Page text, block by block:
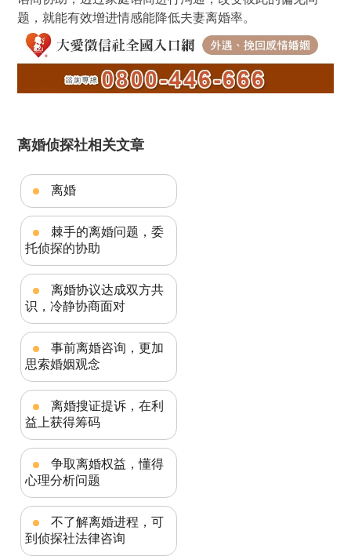
题，就能有效增进情感能降低夫妻离婚率。
离婚侦探社相关文章
离婚
棘手的离婚问题，委
托侦探的协助
离婚协议达成双方共
识，冷静协商面对
事前离婚咨询，更加
思索婚姻观念
离婚搜证提诉，在利
益上获得筹码
争取离婚权益，懂得
心理分析问题
不了解离婚进程，可
到侦探社法律咨询